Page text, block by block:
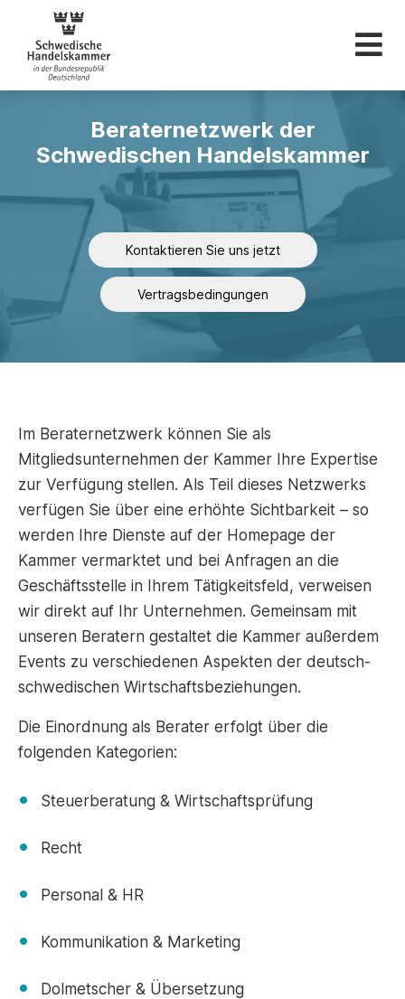
Schwedische
Beraternetzwerk der
Schwedischen Handelskammer
Kontaktieren Sie uns jetzt
Vertragsbedingungen
Im Beraternetzwerk können Sie als
Mitgliedsunternehmen der Kammer Ihre Expertise
zur Verfügung stellen. Als Teil dieses Netzwerks
verfügen Sie über eine erhöhte Sichtbarkeit – so
werden Ihre Dienste auf der Homepage der
Kammer vermarktet und bei Anfragen an die
Geschäftsstelle in Ihrem Tätigkeitsfeld, verweisen
wir direkt auf Ihr Unternehmen. Gemeinsam mit
unseren Beratern gestaltet die Kammer außerdem
Events zu verschiedenen Aspekten der deutsch-
schwedischen Wirtschaftsbeziehungen.
Die Einordnung als Berater erfolgt über die
folgenden Kategorien:
Steuerberatung & Wirtschaftsprüfung
Recht
Personal & HR
Kommunikation & Marketing
Dolmetscher & Übersetzung